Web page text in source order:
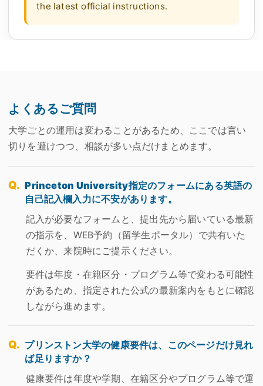
the latest official instructions.
よくあるご質問
大学ごとの運用は変わることがあるため、ここでは言い
切りを避けつつ、相談が多い点だけまとめます。
Princeton University指定のフォームにある英語の
自己記入欄入力に不安があります。
記入が必要なフォームと、提出先から届いている最新
の指示を、WEB予約（留学生ポータル）で共有いた
だくか、来院時にご提示ください。
要件は年度・在籍区分・プログラム等で変わる可能性
があるため、指定された公式の最新案内をもとに確認
しながら進めます。
プリンストン大学の健康要件は、このページだけ見れ
ば足りますか？
健康要件は年度や学期、在籍区分やプログラム等で運